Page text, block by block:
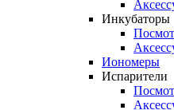
Инкубаторы
Иономеры
Испарители